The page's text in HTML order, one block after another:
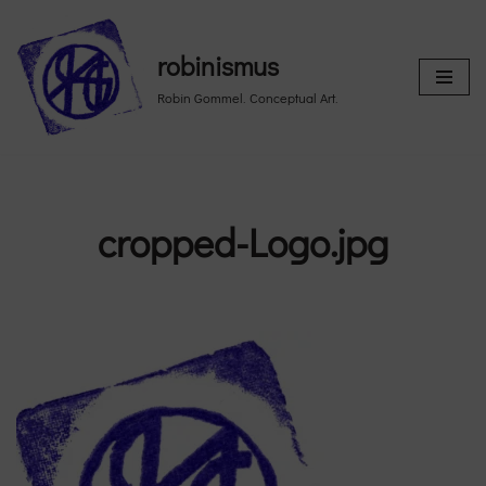
Skip
to
content
robinismus
Robin Gommel. Conceptual Art.
cropped-Logo.jpg